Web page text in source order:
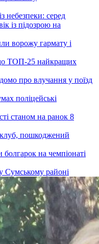
небезпеки: серед
із підозрою на
ворожу гармату і
ТОП-25 найкращих
про влучання у поїзд
поліцейські
станом на ранок 8
пошкоджений
на чемпіонаті
Сумському районі